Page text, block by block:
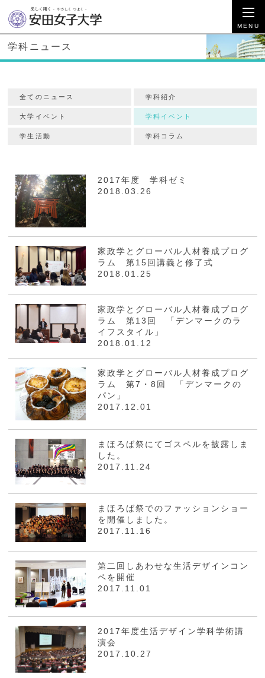
学科ニュース
全てのニュース 学科紹介
大学イベント 学科イベント
学生活動 学科コラム
2017年度 学科ゼミ
2018.03.26
家政学とグローバル人材養成プログ
ラム 第15回講義と修了式
2018.01.25
家政学とグローバル人材養成プログ
ラム 第13回 「デンマークのラ
イフスタイル」
2018.01.12
家政学とグローバル人材養成プログ
ラム 第7・8回 「デンマークの
パン」
2017.12.01
まほろば祭にてゴスペルを披露しま
した。
2017.11.24
まほろば祭でのファッションショー
を開催しました。
2017.11.16
第二回しあわせな生活デザインコン
ペを開催
2017.11.01
2017年度生活デザイン学科学術講
演会
2017.10.27